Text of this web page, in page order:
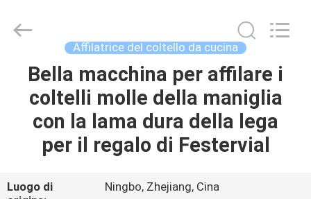
CASA.
PRODOTTI
VIDEO
Norton
Electric
Affilatrice del coltello da cucina
Bella macchina per affilare i
coltelli molle della maniglia
con la lama dura della lega
per il regalo di Festervial
Luogo di
Ningbo, Zhejiang, Cina